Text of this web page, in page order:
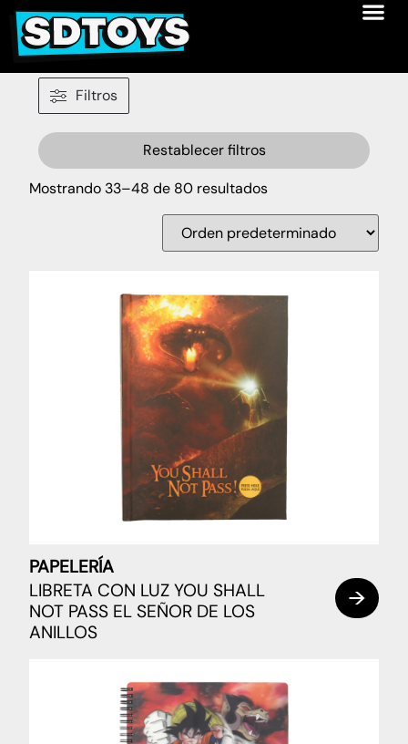
Filtros
Restablecer filtros
Mostrando 33–48 de 80 resultados
PAPELERÍA
LIBRETA CON LUZ YOU SHALL
NOT PASS EL SEÑOR DE LOS
ANILLOS